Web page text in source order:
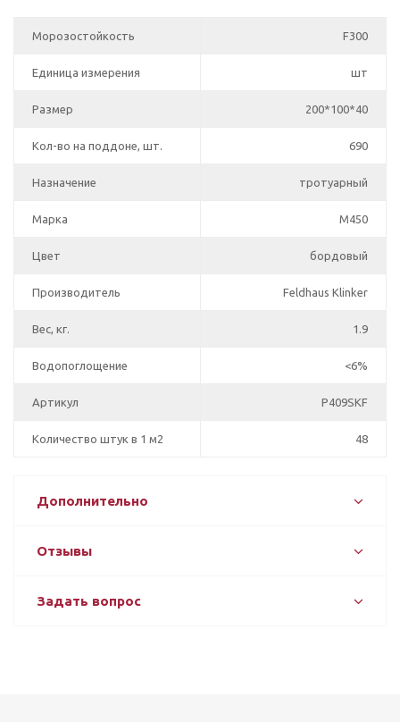
Морозостойкость F300
Единица измерения шт
Размер 200*100*40
Кол-во на поддоне, шт. 690
Назначение тротуарный
Марка М450
Цвет бордовый
Производитель Feldhaus Klinker
Вес, кг. 1.9
Водопоглощение <6%
Артикул P409SKF
Количество штук в 1 м2 48
Дополнительно
Отзывы
Задать вопрос